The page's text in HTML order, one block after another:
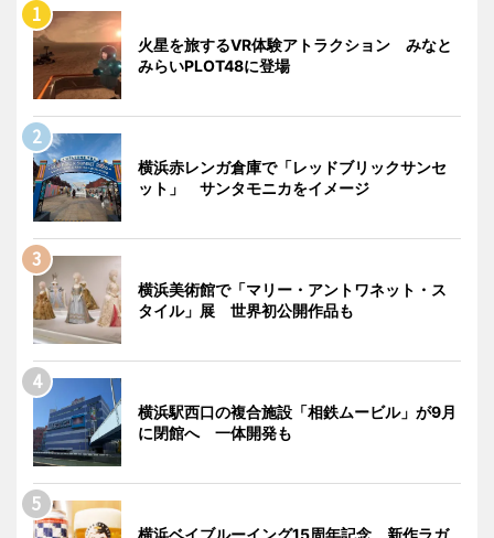
火星を旅するVR体験アトラクション みなと
みらいPLOT48に登場
横浜赤レンガ倉庫で「レッドブリックサンセ
ット」 サンタモニカをイメージ
横浜美術館で「マリー・アントワネット・ス
タイル」展 世界初公開作品も
横浜駅西口の複合施設「相鉄ムービル」が9月
に閉館へ 一体開発も
横浜ベイブルーイング15周年記念 新作ラガ